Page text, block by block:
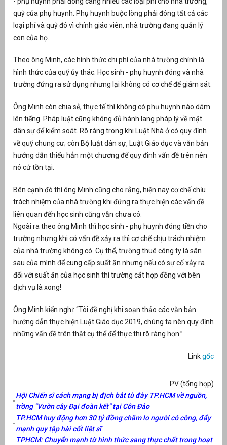
quỹ của phụ huynh. Phụ huynh buộc lòng phải đóng tất cả các
loại phí và quỹ đó vì chính giáo viên, nhà trường đang quản lý
con của họ.
Theo ông Minh, các hình thức chi phí của nhà trường chính là
hình thức của quỹ ủy thác. Học sinh - phụ huynh đóng và nhà
trường đứng ra sử dụng nhưng lại không có cơ chế để giám sát.
Ông Minh còn chia sẻ, thực tế thì không có phụ huynh nào dám
lên tiếng. Pháp luật cũng không đủ hành lang pháp lý về mặt
dân sự để kiểm soát. Rõ ràng trong khi Luật Nhà ở có quy định
về quỹ chung cư; còn Bộ luật dân sự, Luật Giáo dục và văn bản
hướng dẫn thiếu hẳn một chương để quy đinh vấn đề trên nên
nó cứ tồn tại.
Bên cạnh đó thì ông Minh cũng cho rằng, hiện nay cơ chế chịu
trách nhiệm của nhà trường khi đứng ra thực hiện các vấn đề
liên quan đến học sinh cũng vẫn chưa có.
Ngoài ra theo ông Minh thì học sinh - phụ huynh đóng tiền cho
trường nhưng khi có vấn đề xảy ra thì cơ chế chịu trách nhiệm
của nhà trường không có. Cụ thể, trường thuê công ty là sân
sau của mình để cung cấp suất ăn nhưng nếu có sự cố xảy ra
đối với suất ăn của học sinh thì trường cắt hợp đồng với bên
dịch vụ là xong!
Ông Minh kiến nghị: “Tôi đề nghị khi soạn thảo các văn bản
hướng dẫn thực hiện Luật Giáo dục 2019, chúng ta nên quy định
những vấn đề trên thật cụ thể để thực thi rõ ràng hơn.”
Linkgốc
PV (tổng hợp)
Hội Chiến sĩ cách mạng bị địch bắt tù đày TP.HCM về nguồn,
trồng “Vườn cây Đại đoàn kết” tại Côn Đảo
TP.HCM huy động hơn 30 tỷ đồng chăm lo người có công, đẩy
mạnh quy tập hài cốt liệt sĩ
TPHCM: Chuyển mạnh từ hình thức sang thực chất trong hoạt